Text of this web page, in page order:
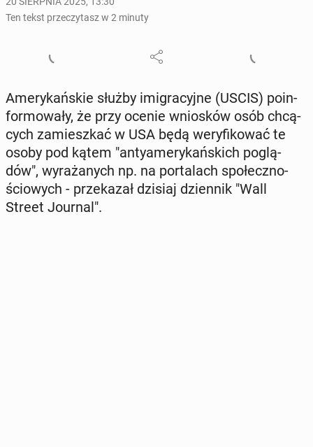
Ten tekst przeczytasz w 2 minuty
Ame­ry­kań­skie służby imi­gra­cyj­ne (USCIS) po­in­
for­mo­wa­ły, że przy ocenie wnio­sków osób chcą­
cych za­miesz­kać w USA będą we­ry­fi­ko­wać te
osoby pod kątem "an­ty­ame­ry­kań­skich po­glą­
dów", wy­ra­ża­nych np. na por­ta­lach spo­łecz­no­
ścio­wych - prze­ka­zał dzisiaj dzien­nik "Wall
Street Journal".